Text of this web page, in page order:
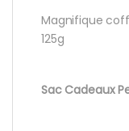
Magnifique
125g
Sac Cadeaux